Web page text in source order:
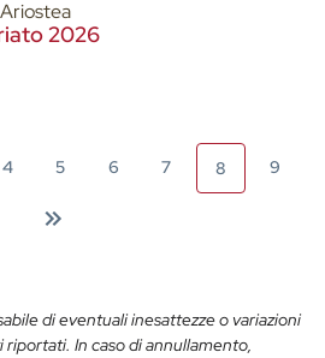
2026
4 5 6 7 8 9
di eventuali inesattezze o variazioni
In caso di annullamento,